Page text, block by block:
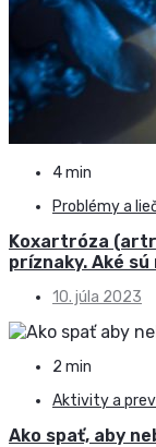
4 min
Problémy a
Koxartróza
príznaky. Aké
10. júla 2023
2 min
Aktivity a
Ako spať, aby